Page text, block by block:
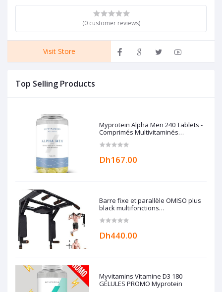
(0 customer reviews)
Visit Store
Top Selling Products
Myprotein Alpha Men 240 Tablets -
Comprimés Multivitaminés
Dh167.00
Barre fixe et parallèle OMISO plus
black multifonctions
Dh440.00
Myvitamins Vitamine D3 180
GÉLULES PROMO Myprotein